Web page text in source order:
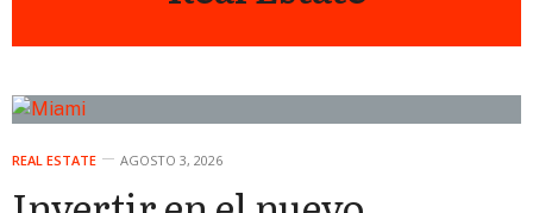
REAL ESTATE AGOSTO 3, 2026